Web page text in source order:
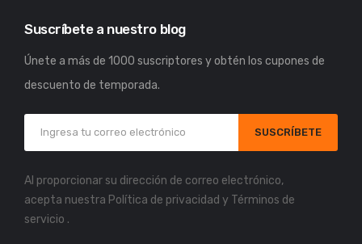
Suscríbete a nuestro blog
Únete a más de 1000 suscriptores y obtén los cupones de
descuento de temporada.
SUSCRÍBETE
Al proporcionar su dirección de correo electrónico,
acepta nuestra Política de privacidad y Términos de
servicio .